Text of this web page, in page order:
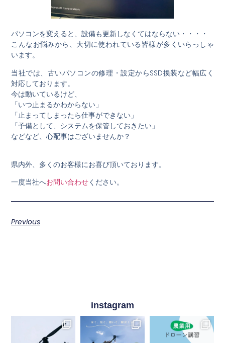
パソコンを変えると、設備も更新しなくてはならない・・・・
こんなお悩みから、大切に使われている皆様が多くいらっしゃ
います。
当社では、古いパソコンの修理・設定からSSD換装など幅広く
対応しております。
今は動いているけど、
「いつ止まるかわからない」
「止まってしまったら仕事ができない」
「予備として、システムを保管しておきたい」
などなど、心配事はございませんか？
県内外、多くのお客様にお喜び頂いております。
一度当社へお問い合わせください。
Previous
instagram